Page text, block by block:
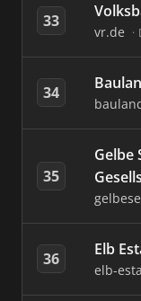
33
vr.de
34
35
Gelbe
36 Elb
elb-